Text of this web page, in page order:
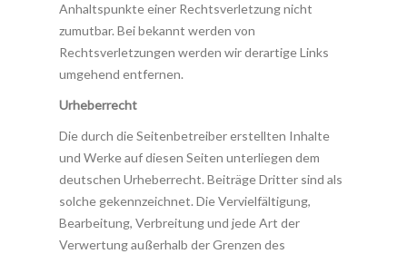
Anhaltspunkte einer Rechtsverletzung nicht
zumutbar. Bei bekannt werden von
Rechtsverletzungen werden wir derartige Links
umgehend entfernen.
Urheberrecht
Die durch die Seitenbetreiber erstellten Inhalte
und Werke auf diesen Seiten unterliegen dem
deutschen Urheberrecht. Beiträge Dritter sind als
solche gekennzeichnet. Die Vervielfältigung,
Bearbeitung, Verbreitung und jede Art der
Verwertung außerhalb der Grenzen des